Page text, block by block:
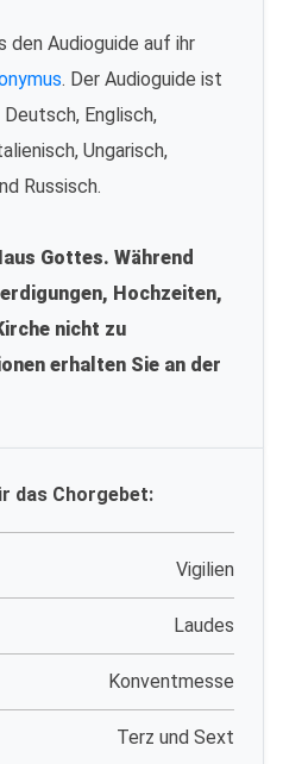
den Audioguide auf ihr
. Der Audioguide ist
Englisch,
Ungarisch,
Russisch.
Gottes. Während
Hochzeiten,
nicht zu
erhalten Sie an der
das Chorgebet:
Vigilien
Laudes
Konventmesse
Terz und Sext